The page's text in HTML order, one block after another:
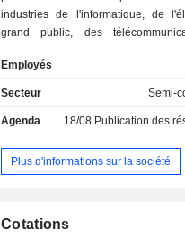
industries de l'informatique, de
grand public, des
automobile et de l'automatisation
commercialisation des produits est
vente directe.
Employés
Secteur Semi-
Agenda 18/08 Publication des résultats
Plus d'informations sur la société
Cotations